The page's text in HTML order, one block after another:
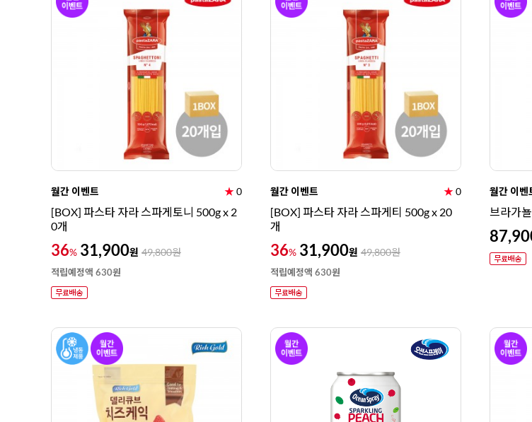
월간 이벤트 ★0
[BOX] 파스타 자라 스파게토니 500g x 2
0개
36% 31,900원 49,800원
적립예정액 630원
월간 이벤트 ★0
[BOX] 파스타 자라 스파게티 500g x 20
개
36% 31,900원 49,800원
적립예정액 630원
월간 이벤
브라가